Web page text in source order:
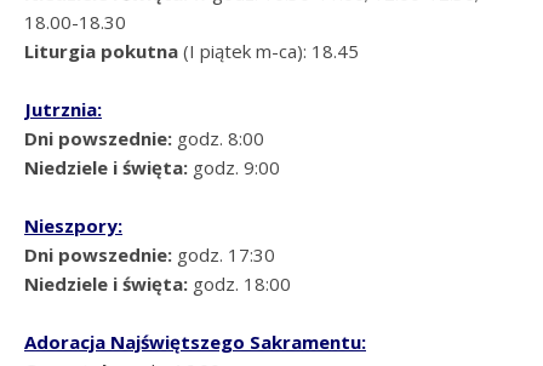
18.00-18.30
Liturgia pokutna (I piątek m-ca): 18.45
Jutrznia:
Dni powszednie: godz. 8:00
Niedziele i święta: godz. 9:00
Nieszpory:
Dni powszednie: godz. 17:30
Niedziele i święta: godz. 18:00
Adoracja Najświętszego Sakramentu: